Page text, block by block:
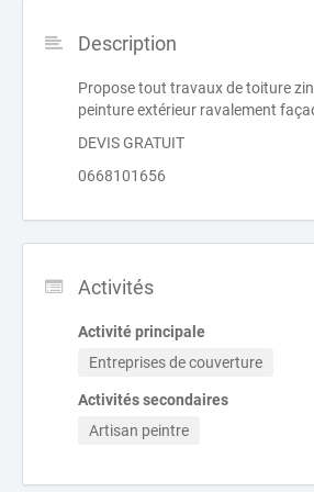
Description
Propose tout travaux de toiture
peinture extérieur ravalement
DEVIS GRATUIT
0668101656
Activités
Activité principale
Entreprises de couverture
Activités secondaires
Artisan peintre